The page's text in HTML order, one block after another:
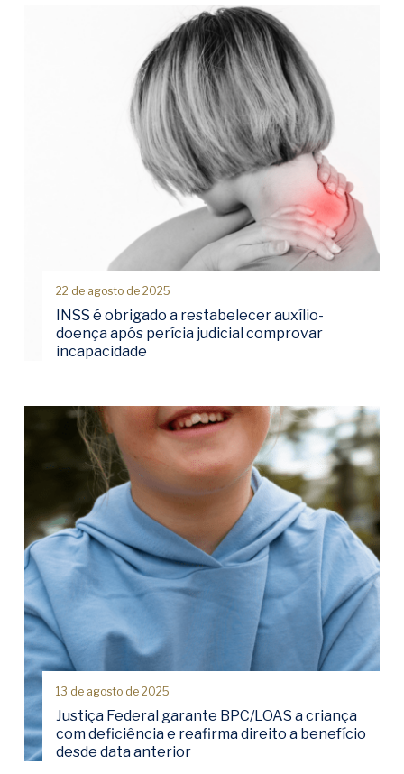
22 de agosto de 2025
INSS é obrigado a restabelecer auxílio-
doença após perícia judicial comprovar
incapacidade
13 de agosto de 2025
Justiça Federal garante BPC/LOAS a criança
com deficiência e reafirma direito a benefício
desde data anterior